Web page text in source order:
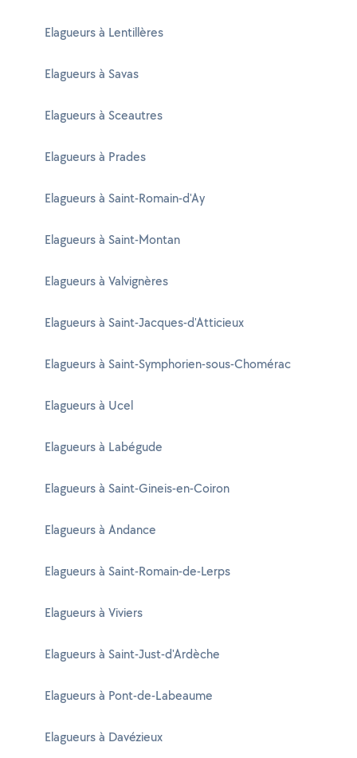
Elagueurs à Lentillères
Elagueurs à Savas
Elagueurs à Sceautres
Elagueurs à Prades
Elagueurs à Saint-Romain-d'Ay
Elagueurs à Saint-Montan
Elagueurs à Valvignères
Elagueurs à Saint-Jacques-d'Atticieux
Elagueurs à Saint-Symphorien-sous-Chomérac
Elagueurs à Ucel
Elagueurs à Labégude
Elagueurs à Saint-Gineis-en-Coiron
Elagueurs à Andance
Elagueurs à Saint-Romain-de-Lerps
Elagueurs à Viviers
Elagueurs à Saint-Just-d'Ardèche
Elagueurs à Pont-de-Labeaume
Elagueurs à Davézieux